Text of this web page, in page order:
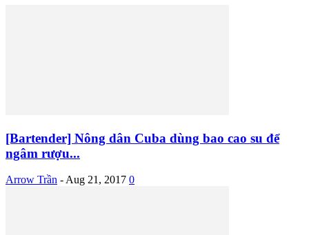
[Bartender] Nông dân Cuba dùng bao cao su để
ngâm rượu...
Arrow Trần - Aug 21, 2017 0